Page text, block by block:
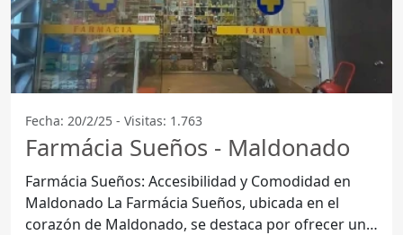
Fecha: 20/2/25 - Visitas: 1.763
Farmácia Sueños - Maldonado
Farmácia Sueños: Accesibilidad y Comodidad en
Maldonado La Farmácia Sueños, ubicada en el
corazón de Maldonado, se destaca por ofrecer un